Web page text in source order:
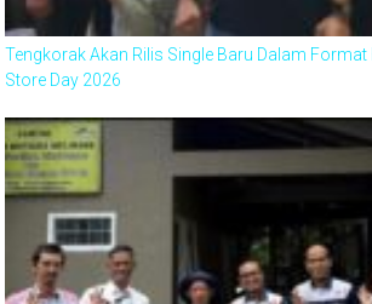
Tengkorak Akan Rilis Single Baru Dalam
Store Day 2026